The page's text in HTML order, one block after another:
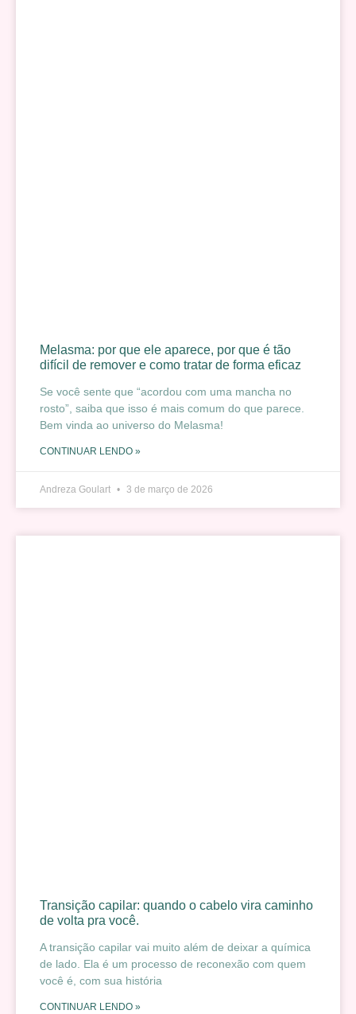
Melasma: por que ele aparece, por que é tão
difícil de remover e como tratar de forma eficaz
Se você sente que “acordou com uma mancha no
rosto”, saiba que isso é mais comum do que parece.
Bem vinda ao universo do Melasma!
CONTINUAR LENDO »
Andreza Goulart 3 de março de 2026
Transição capilar: quando o cabelo vira caminho
de volta pra você.
A transição capilar vai muito além de deixar a química
de lado. Ela é um processo de reconexão com quem
você é, com sua história
CONTINUAR LENDO »